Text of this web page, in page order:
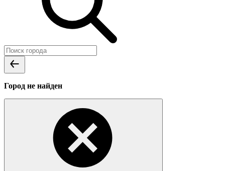
Город не найден